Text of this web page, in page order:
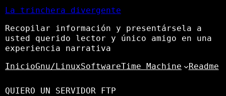
La trinchera divergente
Recopilar información y presentársela a
usted querido lector y único amigo en una
experiencia narrativa
InicioGnu/LinuxSoftwareTime Machine Readme
QUIERO UN SERVIDOR FTP